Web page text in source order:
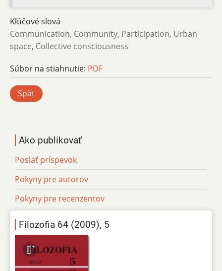
Kľúčové slová
Communication, Community, Participation, Urban
space, Collective consciousness
Súbor na stiahnutie: PDF
Späť
Ako publikovať
Poslať príspevok
Pokyny pre autorov
Pokyny pre recenzentov
Filozofia 64 (2009), 5